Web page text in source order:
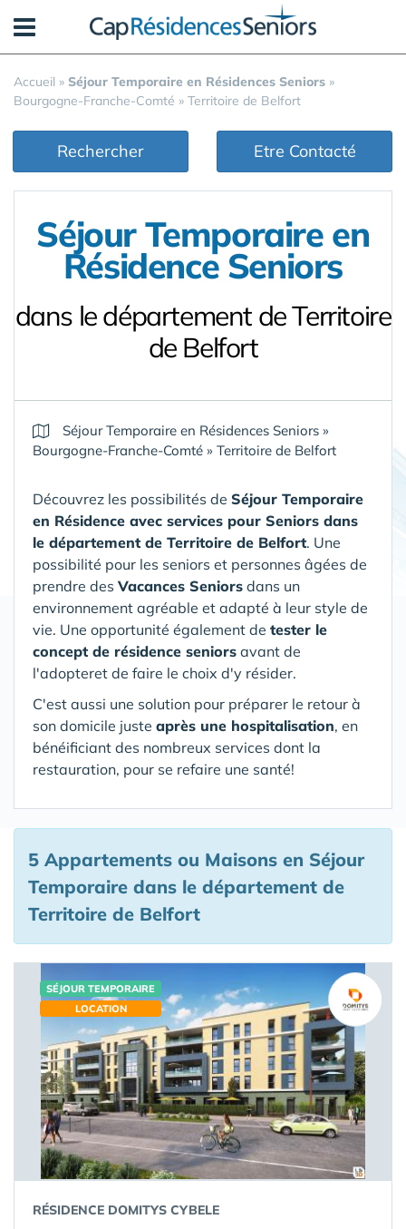
Accueil » Séjour Temporaire en Résidences Seniors »
Bourgogne-Franche-Comté » Territoire de Belfort
Rechercher Etre Contacté
Séjour Temporaire en
Résidence Seniors
dans le département de Territoire
de Belfort
Séjour Temporaire en Résidences Seniors »
Bourgogne-Franche-Comté » Territoire de Belfort
Découvrez les possibilités de Séjour Temporaire
en Résidence avec services pour Seniors dans
le département de Territoire de Belfort. Une
possibilité pour les seniors et personnes âgées de
prendre des Vacances Seniors dans un
environnement agréable et adapté à leur style de
vie. Une opportunité également de tester le
concept de résidence seniors avant de
l'adopteret de faire le choix d'y résider.
C'est aussi une solution pour préparer le retour à
son domicile juste après une hospitalisation, en
bénéificiant des nombreux services dont la
restauration, pour se refaire une santé!
5 Appartements ou Maisons en Séjour
Temporaire dans le département de
Territoire de Belfort
SÉJOUR TEMPORAIRE
LOCATION
RÉSIDENCE DOMITYS CYBELE